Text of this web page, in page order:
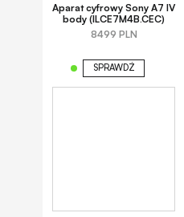
Aparat cyfrowy Sony A7 IV
body (ILCE7M4B.CEC)
8499 PLN
SPRAWDŹ